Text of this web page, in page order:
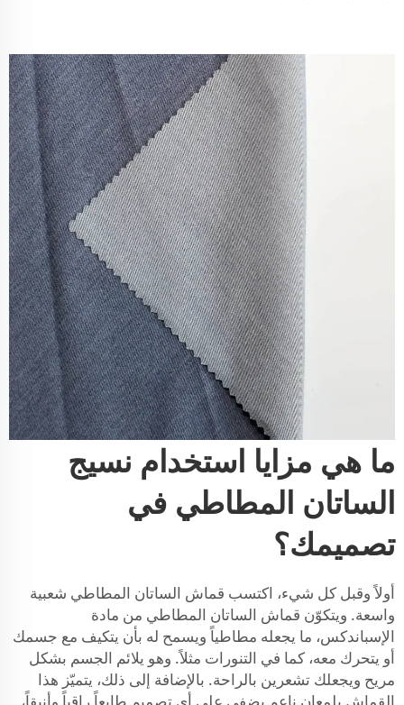
ما هي مزايا استخدام نسيج
الساتان المطاطي في
تصميمك؟
أولاً وقبل كل شيء، اكتسب قماش الساتان المطاطي شعبية
واسعة. ويتكوّن قماش الساتان المطاطي من مادة
الإسباندكس، ما يجعله مطاطياً ويسمح له بأن يتكيف مع جسمك
أو يتحرك معه، كما في التنورات مثلاً. وهو يلائم الجسم بشكل
مريح ويجعلك تشعرين بالراحة. بالإضافة إلى ذلك، يتميّز هذا